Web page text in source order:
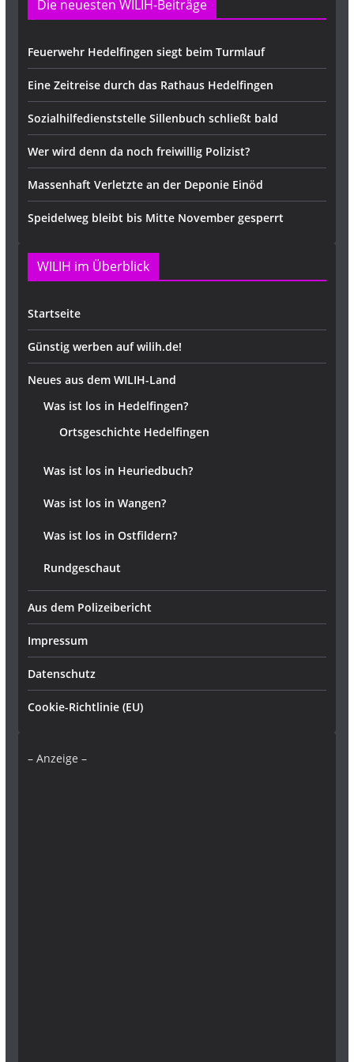
Die neuesten WILIH-Beiträge
Feuerwehr Hedelfingen siegt beim Turmlauf
Eine Zeitreise durch das Rathaus Hedelfingen
Sozialhilfedienststelle Sillenbuch schließt bald
Wer wird denn da noch freiwillig Polizist?
Massenhaft Verletzte an der Deponie Einöd
Speidelweg bleibt bis Mitte November gesperrt
WILIH im Überblick
Startseite
Günstig werben auf wilih.de!
Neues aus dem WILIH-Land
Was ist los in Hedelfingen?
Ortsgeschichte Hedelfingen
Was ist los in Heuriedbuch?
Was ist los in Wangen?
Was ist los in Ostfildern?
Rundgeschaut
Aus dem Polizeibericht
Impressum
Datenschutz
Cookie-Richtlinie (EU)
– Anzeige –